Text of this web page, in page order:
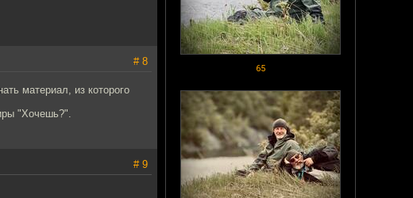
65
# 8
материал, из которого
"Хочешь?".
# 9